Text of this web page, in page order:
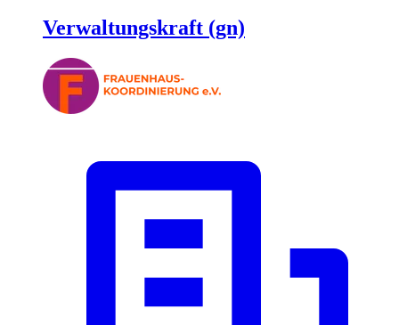
Verwaltungskraft (gn)